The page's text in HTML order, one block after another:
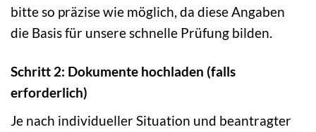
bitte so präzise wie möglich, da diese Angaben
die Basis für unsere schnelle Prüfung bilden.
Schritt 2: Dokumente hochladen (falls
erforderlich)
Je nach individueller Situation und beantragter